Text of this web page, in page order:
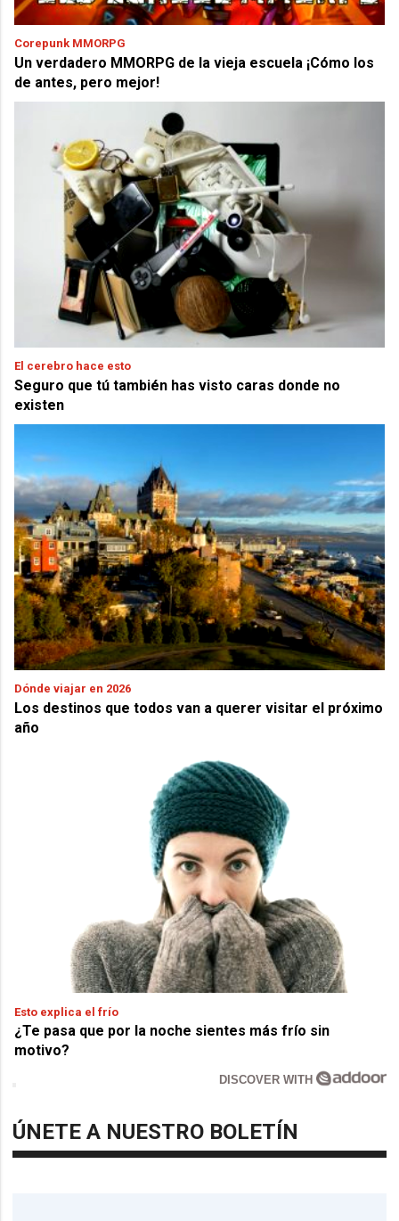
Corepunk MMORPG
Un verdadero MMORPG de la vieja escuela ¡Cómo los
de antes, pero mejor!
El cerebro hace esto
Seguro que tú también has visto caras donde no
existen
Dónde viajar en 2026
Los destinos que todos van a querer visitar el próximo
año
Esto explica el frío
¿Te pasa que por la noche sientes más frío sin
motivo?
DISCOVER WITH
ÚNETE A NUESTRO BOLETÍN